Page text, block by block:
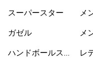
スーパースター
ガゼル
ハンドボールスペ
メ
メ
レ